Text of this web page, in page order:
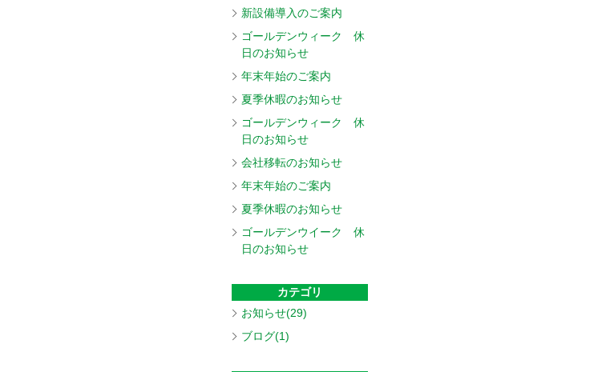
新設備導入のご案内
ゴールデンウィーク 休
日のお知らせ
年末年始のご案内
夏季休暇のお知らせ
ゴールデンウィーク 休
日のお知らせ
会社移転のお知らせ
年末年始のご案内
夏季休暇のお知らせ
ゴールデンウイーク 休
日のお知らせ
カテゴリ
お知らせ(29)
ブログ(1)